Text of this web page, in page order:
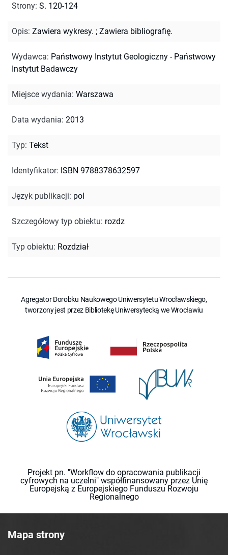
Strony: S. 120-124
Opis: Zawiera wykresy. ; Zawiera bibliografię.
Wydawca: Państwowy Instytut Geologiczny - Państwowy
Instytut Badawczy
Miejsce wydania: Warszawa
Data wydania: 2013
Typ: Tekst
Identyfikator: ISBN 9788378632597
Język publikacji: pol
Szczegółowy typ obiektu: rozdz
Typ obiektu: Rozdział
Agregator Dorobku Naukowego Uniwersytetu Wrocławskiego,
tworzony jest przez Bibliotekę Uniwersytecką we Wrocławiu
Projekt pn. "Workflow do opracowania publikacji
cyfrowych na uczelni" współfinansowany przez Unię
Europejską z Europejskiego Funduszu Rozwoju
Regionalnego
Mapa strony